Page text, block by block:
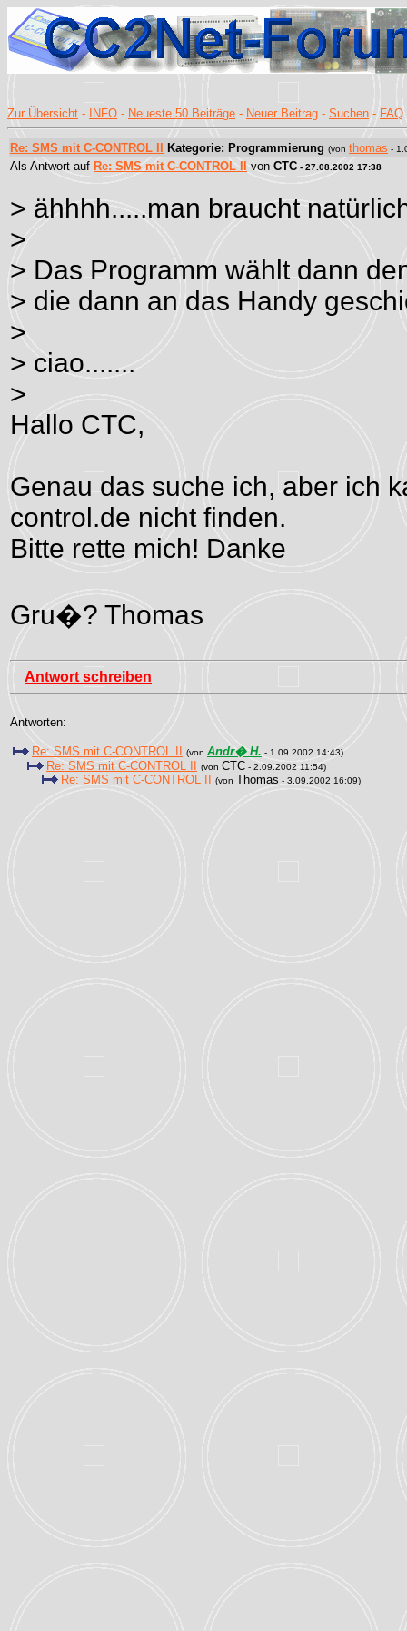
Zur Übersicht - INFO - Neueste 50 Beiträge - Neuer Beitrag - Suchen - FAQ
Re: SMS mit C-CONTROL II Kategorie: Programmierung (von thomas -
Als Antwort auf Re: SMS mit C-CONTROL II von CTC - 27.08.2002 17:38
> ähhhh.....man braucht
>
> Das Programm wählt dann
> die dann an das Handy
>
> ciao.......
>
Hallo CTC,
Genau das suche ich, aber ich
control.de nicht finden.
Bitte rette mich! Danke
Gru�? Thomas
Antwort schreiben
Antworten:
Re: SMS mit C-CONTROL II (von Andr� H. - 1.09.2002 14:43)
Re: SMS mit C-CONTROL II (von CTC - 2.09.2002 11:54)
Re: SMS mit C-CONTROL II (von Thomas - 3.09.2002 16:09)